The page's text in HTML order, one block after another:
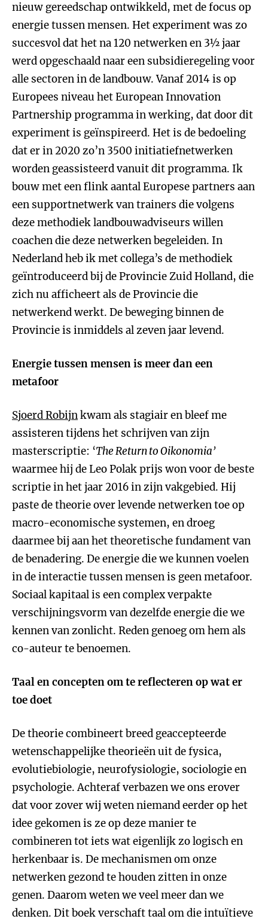
nieuw gereedschap ontwikkeld, met de focus op
energie tussen mensen. Het experiment was zo
succesvol dat het na 120 netwerken en 3½ jaar
werd opgeschaald naar een subsidieregeling voor
alle sectoren in de landbouw. Vanaf 2014 is op
Europees niveau het European Innovation
Partnership programma in werking, dat door dit
experiment is geïnspireerd. Het is de bedoeling
dat er in 2020 zo’n 3500 initiatiefnetwerken
worden geassisteerd vanuit dit programma. Ik
bouw met een flink aantal Europese partners aan
een supportnetwerk van trainers die volgens
deze methodiek landbouwadviseurs willen
coachen die deze netwerken begeleiden. In
Nederland heb ik met collega’s de methodiek
geïntroduceerd bij de Provincie Zuid Holland, die
zich nu afficheert als de Provincie die
netwerkend werkt. De beweging binnen de
Provincie is inmiddels al zeven jaar levend.
Energie tussen mensen is meer dan een
metafoor
Sjoerd Robijnkwam als stagiair en bleef me
assisteren tijdens het schrijven van zijn
masterscriptie: ‘The Return to Oikonomia’
waarmee hij de Leo Polak prijs won voor de beste
scriptie in het jaar 2016 in zijn vakgebied. Hij
paste de theorie over levende netwerken toe op
macro-economische systemen, en droeg
daarmee bij aan het theoretische fundament van
de benadering. De energie die we kunnen voelen
in de interactie tussen mensen is geen metafoor.
Sociaal kapitaal is een complex verpakte
verschijningsvorm van dezelfde energie die we
kennen van zonlicht. Reden genoeg om hem als
co-auteur te benoemen.
Taal en concepten om te reflecteren op wat er
toe doet
De theorie combineert breed geaccepteerde
wetenschappelijke theorieën uit de fysica,
evolutiebiologie, neurofysiologie, sociologie en
psychologie. Achteraf verbazen we ons erover
dat voor zover wij weten niemand eerder op het
idee gekomen is ze op deze manier te
combineren tot iets wat eigenlijk zo logisch en
herkenbaar is. De mechanismen om onze
netwerken gezond te houden zitten in onze
genen. Daarom weten we veel meer dan we
denken. Dit boek verschaft taal om die intuïtieve